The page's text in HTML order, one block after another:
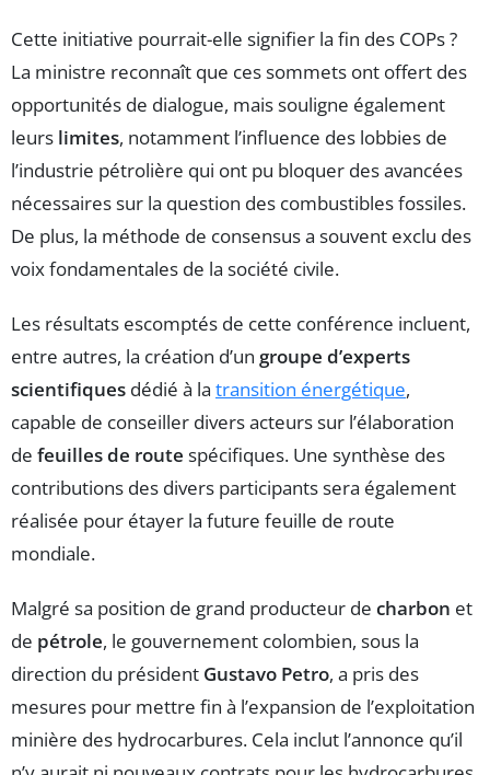
Cette initiative pourrait-elle signifier la fin des COPs ?
La ministre reconnaît que ces sommets ont offert des
opportunités de dialogue, mais souligne également
leurs limites, notamment l’influence des lobbies de
l’industrie pétrolière qui ont pu bloquer des avancées
nécessaires sur la question des combustibles fossiles.
De plus, la méthode de consensus a souvent exclu des
voix fondamentales de la société civile.
Les résultats escomptés de cette conférence incluent,
entre autres, la création d’un groupe d’experts
scientifiques dédié à la transition énergétique,
capable de conseiller divers acteurs sur l’élaboration
de feuilles de route spécifiques. Une synthèse des
contributions des divers participants sera également
réalisée pour étayer la future feuille de route
mondiale.
Malgré sa position de grand producteur de charbon et
de pétrole, le gouvernement colombien, sous la
direction du président Gustavo Petro, a pris des
mesures pour mettre fin à l’expansion de l’exploitation
minière des hydrocarbures. Cela inclut l’annonce qu’il